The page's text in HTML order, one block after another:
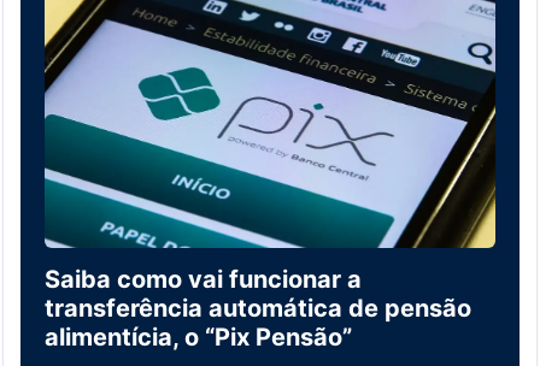
Saiba como vai funcionar a
transferência automática de pensão
alimentícia, o “Pix Pensão”